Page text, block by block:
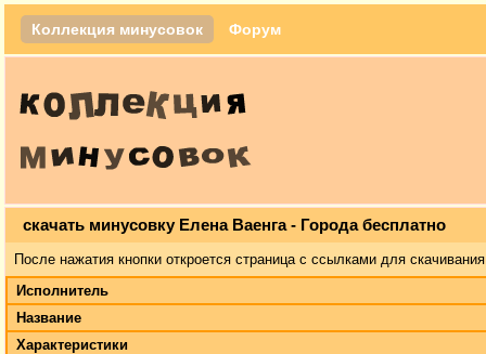
Коллекция минусовок Форум
скачать минусовку Елена Ваенга - Города бесплатно
После нажатия кнопки откроется страница с ссылками для
Исполнитель
Название
Характеристики